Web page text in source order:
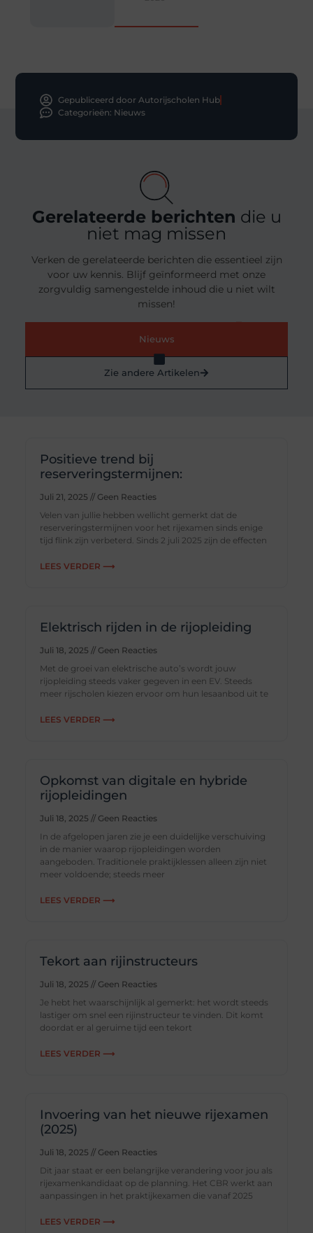
Gepubliceerd door Autorijscholen Hub
Categorieën: Nieuws
Gerelateerde berichten die u
niet mag missen
Verken de gerelateerde berichten die essentieel zijn
voor uw kennis. Blijf geïnformeerd met onze
zorgvuldig samengestelde inhoud die u niet wilt
missen!
Nieuws
Zie andere Artikelen
Positieve trend bij
reserveringstermijnen:
Juli 21, 2025
Geen Reacties
Velen van jullie hebben wellicht gemerkt dat de
reserveringstermijnen voor het rijexamen sinds enige
tijd flink zijn verbeterd. Sinds 2 juli 2025 zijn de effecten
LEES VERDER ⟶
Elektrisch rijden in de rijopleiding
Juli 18, 2025
Geen Reacties
Met de groei van elektrische auto’s wordt jouw
rijopleiding steeds vaker gegeven in een EV. Steeds
meer rijscholen kiezen ervoor om hun lesaanbod uit te
LEES VERDER ⟶
Opkomst van digitale en hybride
rijopleidingen
Juli 18, 2025
Geen Reacties
In de afgelopen jaren zie je een duidelijke verschuiving
in de manier waarop rijopleidingen worden
aangeboden. Traditionele praktijklessen alleen zijn niet
meer voldoende; steeds meer
LEES VERDER ⟶
Tekort aan rijinstructeurs
Juli 18, 2025
Geen Reacties
Je hebt het waarschijnlijk al gemerkt: het wordt steeds
lastiger om snel een rijinstructeur te vinden. Dit komt
doordat er al geruime tijd een tekort
LEES VERDER ⟶
Invoering van het nieuwe rijexamen
(2025)
Juli 18, 2025
Geen Reacties
Dit jaar staat er een belangrijke verandering voor jou als
rijexamenkandidaat op de planning. Het CBR werkt aan
aanpassingen in het praktijkexamen die vanaf 2025
LEES VERDER ⟶